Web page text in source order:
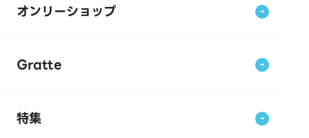
オンリーショップ
Gratte
特集